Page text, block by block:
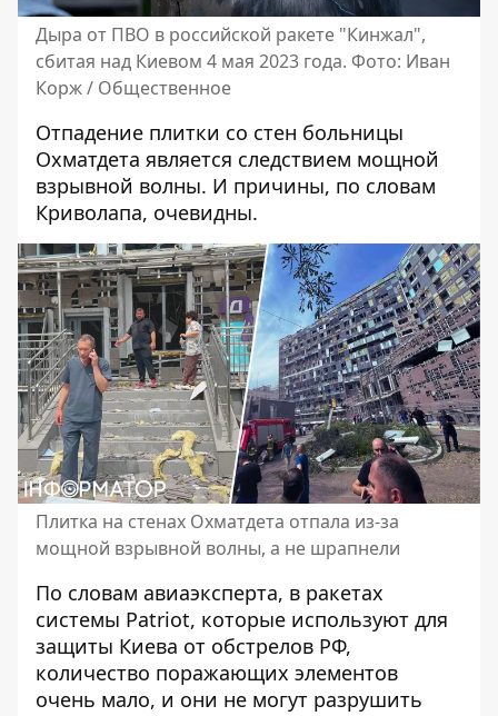
Дыра от ПВО в российской ракете "Кинжал",
сбитая над Киевом 4 мая 2023 года. Фото: Иван
Корж / Общественное
Отпадение плитки со стен больницы
Охматдета является следствием мощной
взрывной волны. И причины, по словам
Криволапа, очевидны.
Плитка на стенах Охматдета отпала из-за
мощной взрывной волны, а не шрапнели
По словам авиаэксперта, в ракетах
системы Patriot, которые используют для
защиты Киева от обстрелов РФ,
количество поражающих элементов
очень мало, и они не могут разрушить